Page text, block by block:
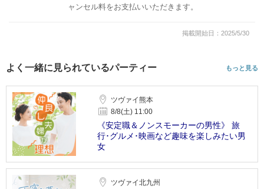
ャンセル料をお支払いいただきます。
掲載開始日：2025/5/30
よく一緒に見られているパーティー もっと見る
ツヴァイ熊本
8/8(土) 11:00
《安定職＆ノンスモーカーの男性》 旅
行･グルメ･映画など趣味を楽しみたい男
女
ツヴァイ北九州